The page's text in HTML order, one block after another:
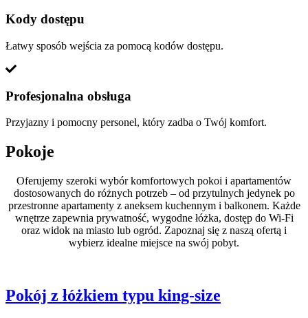
Kody dostępu
Łatwy sposób wejścia za pomocą kodów dostępu.
Profesjonalna obsługa
Przyjazny i pomocny personel, który zadba o Twój komfort.
Pokoje
Oferujemy szeroki wybór komfortowych pokoi i apartamentów
dostosowanych do różnych potrzeb – od przytulnych jedynek po
przestronne apartamenty z aneksem kuchennym i balkonem. Każde
wnętrze zapewnia prywatność, wygodne łóżka, dostęp do Wi-Fi
oraz widok na miasto lub ogród. Zapoznaj się z naszą ofertą i
wybierz idealne miejsce na swój pobyt.
Pokój z łóżkiem typu king-size